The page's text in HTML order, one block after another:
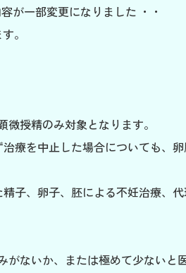
が一部変更になりました ・・
。
授精のみ対象となります。
療を中止した場合についても、
子、卵子、胚による不妊治療、
ないか、または極めて少ないと